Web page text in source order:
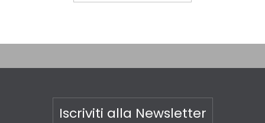
Iscriviti alla Newsletter